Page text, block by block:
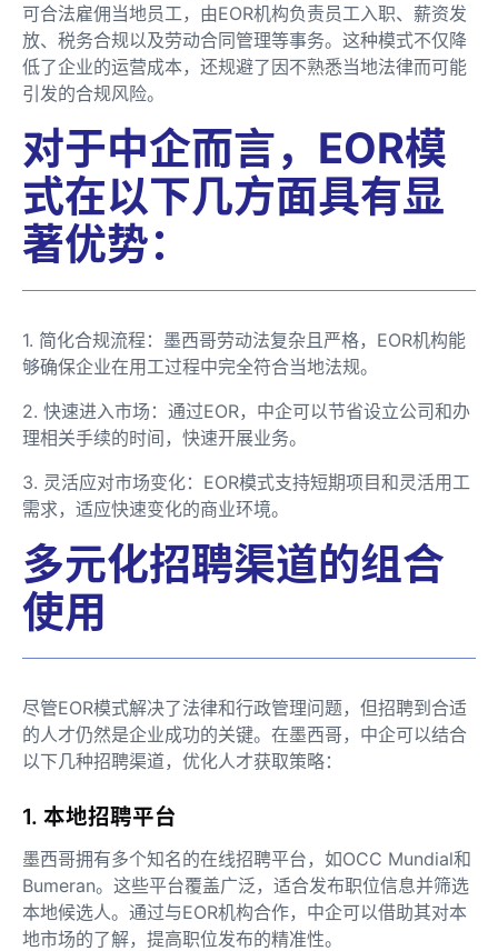
可合法雇佣当地员工，由EOR机构负责员工入职、薪资发
放、税务合规以及劳动合同管理等事务。这种模式不仅降
低了企业的运营成本，还规避了因不熟悉当地法律而可能
引发的合规风险。
对于中企而言，EOR模
式在以下几方面具有显
著优势：
1. 简化合规流程：墨西哥劳动法复杂且严格，EOR机构能
够确保企业在用工过程中完全符合当地法规。
2. 快速进入市场：通过EOR，中企可以节省设立公司和办
理相关手续的时间，快速开展业务。
3. 灵活应对市场变化：EOR模式支持短期项目和灵活用工
需求，适应快速变化的商业环境。
多元化招聘渠道的组合
使用
尽管EOR模式解决了法律和行政管理问题，但招聘到合适
的人才仍然是企业成功的关键。在墨西哥，中企可以结合
以下几种招聘渠道，优化人才获取策略：
1. 本地招聘平台
墨西哥拥有多个知名的在线招聘平台，如OCC Mundial和
Bumeran。这些平台覆盖广泛，适合发布职位信息并筛选
本地候选人。通过与EOR机构合作，中企可以借助其对本
地市场的了解，提高职位发布的精准性。